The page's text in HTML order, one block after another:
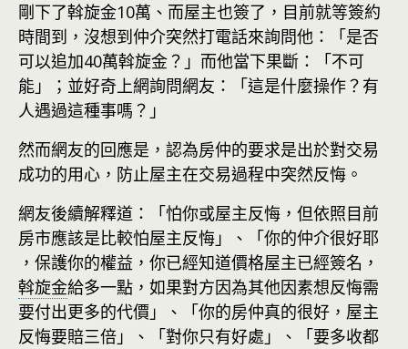
剛下了斡旋金10萬、而屋主也簽了，目前就等簽約
時間到，沒想到仲介突然打電話來詢問他：「是否
可以追加40萬斡旋金？」而他當下果斷：「不可
能」；並好奇上網詢問網友：「這是什麼操作？有
人遇過這種事嗎？」
然而網友的回應是，認為房仲的要求是出於對交易
成功的用心，防止屋主在交易過程中突然反悔。
網友後續解釋道：「怕你或屋主反悔，但依照目前
房市應該是比較怕屋主反悔」、「你的仲介很好耶
，保護你的權益，你已經知道價格屋主已經簽名，
斡旋金給多一點，如果對方因為其他因素想反悔需
要付出更多的代價」、「你的房仲真的很好，屋主
反悔要賠三倍」、「對你只有好處」、「要多收都